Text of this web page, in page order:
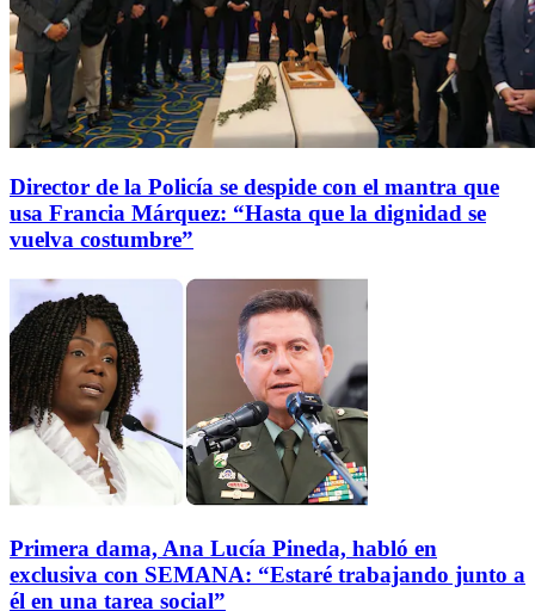
Director de la Policía se despide con el mantra que
usa Francia Márquez: “Hasta que la dignidad se
vuelva costumbre”
Primera dama, Ana Lucía Pineda, habló en
exclusiva con SEMANA: “Estaré trabajando junto a
él en una tarea social”